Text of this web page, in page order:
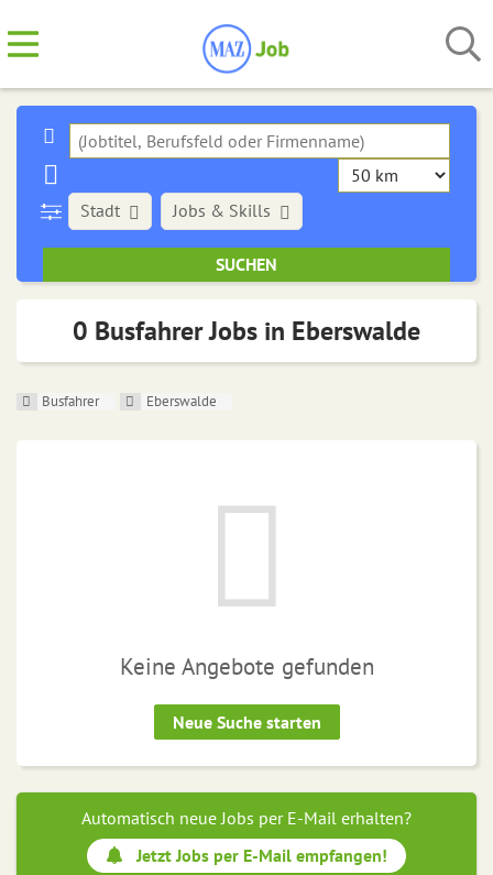
Stadt Jobs & Skills
0 Busfahrer Jobs in Eberswalde
Busfahrer Eberswalde
Keine Angebote gefunden
Neue Suche starten
Automatisch neue Jobs per E-Mail erhalten?
Jetzt Jobs per E-Mail empfangen!